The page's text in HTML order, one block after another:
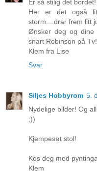
Er så stilig det
Her er det også
storm....drar frem litt
Ønsker deg og dine
snart Robinson på
Klem fra Lise
Svar
Siljes Hobbyrom 5.
Nydelige bilder! Og
;))
Kjempesøt stol!
Kos deg med
Klem